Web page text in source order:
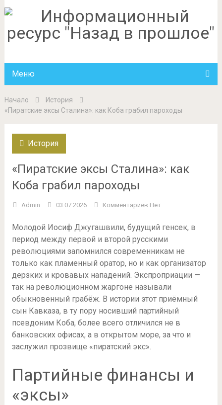
Меню
Начало
История
«Пиратские эксы Сталина»: как Коба грабил пароходы
История
«Пиратские эксы Сталина»: как
Коба грабил пароходы
Admin 03.07.2026 Комментариев Нет
Молодой Иосиф Джугашвили, будущий генсек, в
период между первой и второй русскими
революциями запомнился современникам не
только как пламенный оратор, но и как организатор
дерзких и кровавых нападений. Экспроприации —
так на революционном жаргоне называли
обыкновенный грабёж. В истории этот приёмный
сын Кавказа, в ту пору носивший партийный
псевдоним Коба, более всего отличился не в
банковских офисах, а в открытом море, за что и
заслужил прозвище «пиратский экс».
Партийные финансы и
«эксы»